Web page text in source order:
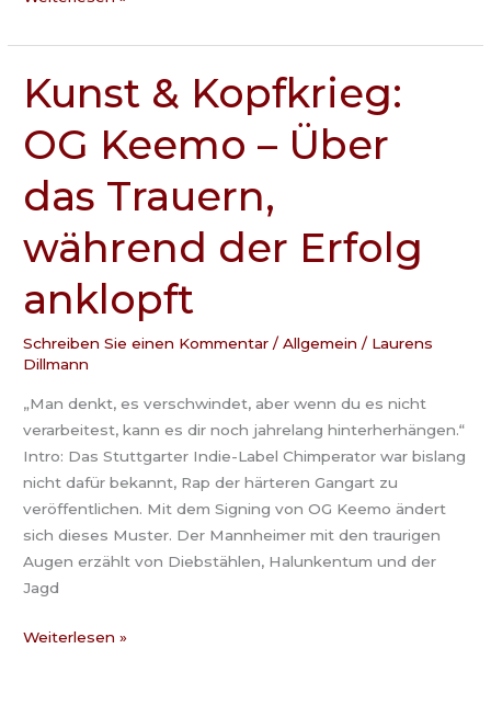
Kunst & Kopfkrieg:
OG Keemo – Über
das Trauern,
während der Erfolg
anklopft
Schreiben Sie einen Kommentar /Allgemein / Laurens
Dillmann
„Man denkt, es verschwindet, aber wenn du es nicht
verarbeitest, kann es dir noch jahrelang hinterherhängen.“
Intro: Das Stuttgarter Indie-Label Chimperator war bislang
nicht dafür bekannt, Rap der härteren Gangart zu
veröffentlichen. Mit dem Signing von OG Keemo ändert
sich dieses Muster. Der Mannheimer mit den traurigen
Augen erzählt von Diebstählen, Halunkentum und der
Jagd
Kunst
&
Kopfkrieg:
OG
Keemo
–
Über
das
Trauern,
während
der
Erfolg
anklopft
Weiterlesen »